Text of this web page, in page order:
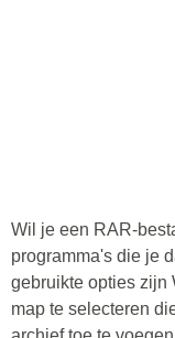
Wil je een RAR-
programma's die je
gebruikte opties zijn
map te selecteren